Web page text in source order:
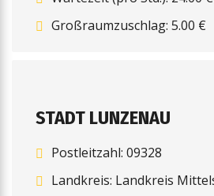
Großraumzuschlag: 5.00 €
STADT LUNZENAU
Postleitzahl: 09328
Landkreis: Landkreis